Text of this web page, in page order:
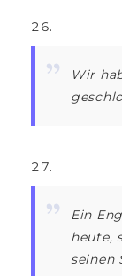
Wir
Ein
heute,
seinen